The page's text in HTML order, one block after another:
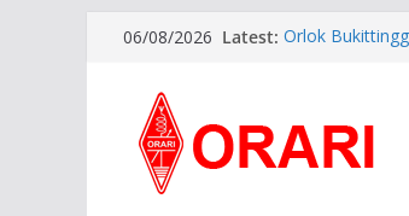
06/08/2026 Latest: Orlok
Aftiyedi
Bengkalis